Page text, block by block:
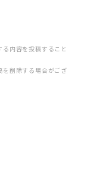
内容を投稿すること
を削除する場合がござ